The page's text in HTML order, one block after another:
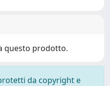
questo prodotto.
da copyright e